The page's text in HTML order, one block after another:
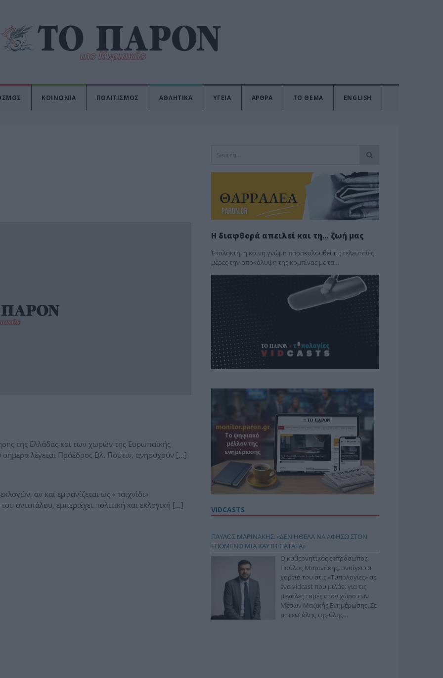
ΚΟΙΝΩΝΙΑ ΠΟΛΙΤΙΣΜΟΣ ΑΘΛΗΤΙΚΑ ΥΓΕΙΑ ΑΡΘΡΑ ΤΟ ΘΕΜΑ ENGLISH
της Ελλάδας και των χωρών της Ευρωπαϊκής
λέγεται Πρόεδρος Βλ. Πούτιν, ανησυχούν […]
αν και εμφανίζεται ως «παιχνίδι»
αντιπάλου, εμπεριέχει πολιτική και εκλογική […]
Η διαφθορά απειλεί και τη… ζωή μας
Έκπληκτη, η κοινή γνώμη παρακολουθεί τις τελευταίες
μέρες την αποκάλυψη της κο­μπίνας με τα…
VIDCASTS
ΠΑΥΛΟΣ ΜΑΡΙΝΑΚΗΣ: «ΔΕΝ ΗΘΕΛΑ ΝΑ ΑΦΗΣΩ ΣΤΟΝ
ΕΠΟΜΕΝΟ ΜΙΑ ΚΑΥΤΗ ΠΑΤΑΤΑ»
Ο κυβερνητικός εκπρόσωπος,
Παύλος Μαρινάκης, ανοίγει τα
χαρτιά του στις «Τυπολογίες» σε
ένα vidcast που μιλάει για τις
μεγάλες τομές στον χώρο των
Μέσων Μαζικής Ενημέρωσης. Σε
μια εφ’ όλης της ύλης